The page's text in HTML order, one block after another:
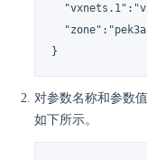
}
对参数名称和参数
如下所示。